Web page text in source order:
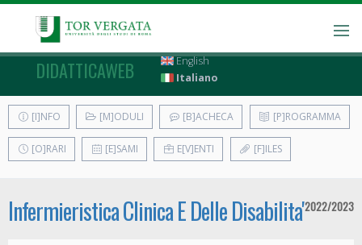
DIDATTICAWEB
English
Italiano
[I]NFO [M]ODULI [B]ACHECA [P]ROGRAMMA
[O]RARI [E]SAMI E[V]ENTI [F]ILES
Infermieristica Clinica E Delle Disabilita'2022/2023